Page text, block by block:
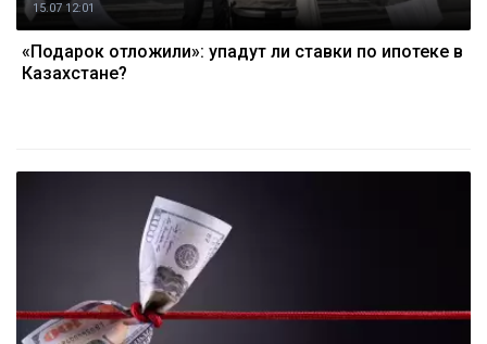
15.07 12:01
«Подарок отложили»: упадут ли ставки по ипотеке в
Казахстане?